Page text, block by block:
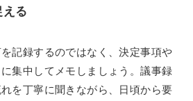
る
記録するのではなく、決定事項や
集中してメモしましょう。議事録
を丁寧に聞きながら、日頃から要